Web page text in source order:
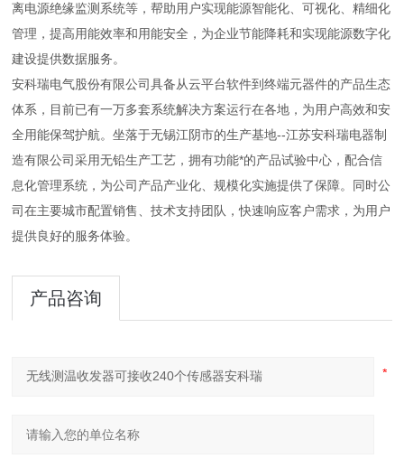
离电源绝缘监测系统等，帮助用户实现能源智能化、可视化、精细化
管理，提高用能效率和用能安全，为企业节能降耗和实现能源数字化
建设提供数据服务。
安科瑞电气股份有限公司具备从云平台软件到终端元器件的产品生态
体系，目前已有一万多套系统解决方案运行在各地，为用户高效和安
全用能保驾护航。坐落于无锡江阴市的生产基地--江苏安科瑞电器制
造有限公司采用无铅生产工艺，拥有功能*的产品试验中心，配合信
息化管理系统，为公司产品产业化 、规模化实施提供了保障。同时公
司在主要城市配置销售、技术支持团队，快速响应客户需求，为用户
提供良好的服务体验。
产品咨询